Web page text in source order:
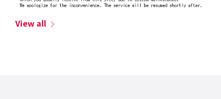
View all